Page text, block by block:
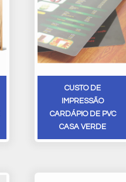
CUSTO DE
IMPRESSÃO
CARDÁPIO DE PVC
CASA VERDE